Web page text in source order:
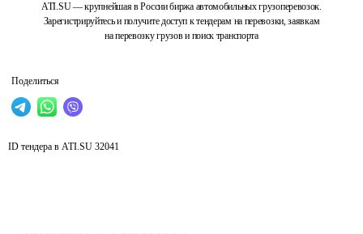
ATI.SU — крупнейшая в России биржа автомобильных грузоперевозок.
Зарегистрируйтесь и получите доступ к тендерам на перевозки, заявкам
на перевозку грузов и поиск транспорта
Поделиться
ID тендера в ATI.SU 32041